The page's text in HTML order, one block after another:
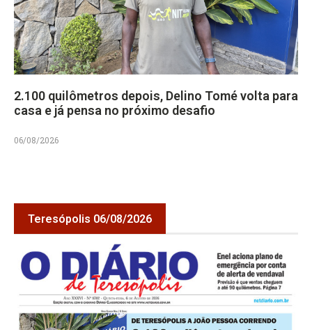
2.100 quilômetros depois, Delino Tomé volta para
casa e já pensa no próximo desafio
06/08/2026
Teresópolis 06/08/2026